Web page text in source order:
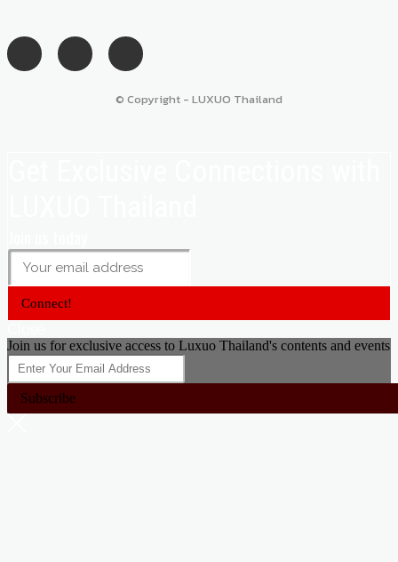
© Copyright - LUXUO Thailand
Connect!
Join us for exclusive access to Luxuo Thailand's contents and events
Subscribe